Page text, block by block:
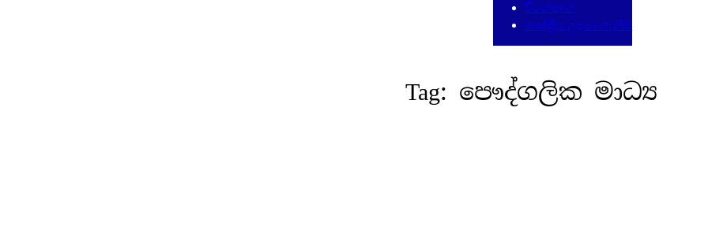
විශේෂාංග
ශාස්ත්‍රීය උපුටා ගැනීම්
Tag: පෞද්ගලික මාධ්‍ය